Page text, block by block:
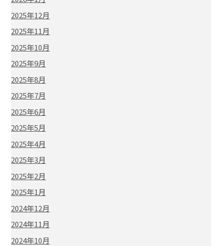
2025年12月
2025年11月
2025年10月
2025年9月
2025年8月
2025年7月
2025年6月
2025年5月
2025年4月
2025年3月
2025年2月
2025年1月
2024年12月
2024年11月
2024年10月